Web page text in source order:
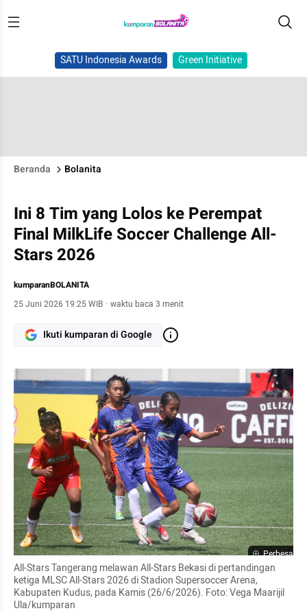
SATU Indonesia Awards Green Initiative
Beranda Bolanita
Ini 8 Tim yang Lolos ke Perempat
Final MilkLife Soccer Challenge All-
Stars 2026
kumparanBOLANITA
25 Juni 2026 19:25 WIB · waktu baca 3 menit
Ikuti kumparan di Google
Perbesar
All-Stars Tangerang melawan All-Stars Bekasi di pertandingan
ketiga MLSC All-Stars 2026 di Stadion Supersoccer Arena,
Kabupaten Kudus, pada Kamis (26/6/2026). Foto: Vega Maarijil
Ula/kumparan